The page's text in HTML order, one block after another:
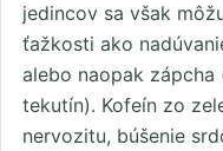
jedincov sa však
ťažkosti ako
alebo naopak
tekutín). Kofeín zo
nervozitu, búšenie